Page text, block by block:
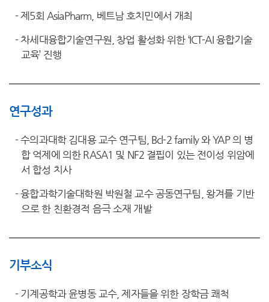
-제5회 AsiaPharm, 베트남 호치민에서 개최
- 차세대융합기술연구원, 창업 활성화 위한 ‘ICT-AI 융합기술
교육’ 진행
연구성과
-수의과대학 김대용 교수 연구팀, Bcl-2 family 와 YAP 의 병
합 억제에 의한 RASA1 및 NF2 결핍이 있는 전이성 위암에
서 합성 치사
-융합과학기술대학원 박원철 교수 공동연구팀, 왕겨를 기반
으로 한 친환경적 음극 소재 개발
기부소식
- 기계공학과 윤병동 교수, 제자들을 위한 장학금 쾌척